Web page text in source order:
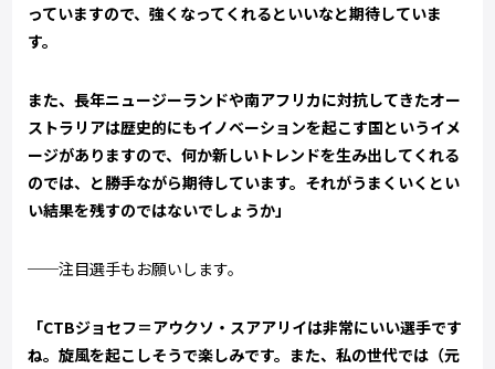
っていますので、強くなってくれるといいなと期待していま
す。
また、長年ニュージーランドや南アフリカに対抗してきたオー
ストラリアは歴史的にもイノベーションを起こす国というイメ
ージがありますので、何か新しいトレンドを生み出してくれる
のでは、と勝手ながら期待しています。それがうまくいくとい
い結果を残すのではないでしょうか」
──注目選手もお願いします。
「CTBジョセフ＝アウクソ・スアアリイは非常にいい選手です
ね。旋風を起こしそうで楽しみです。また、私の世代では（元